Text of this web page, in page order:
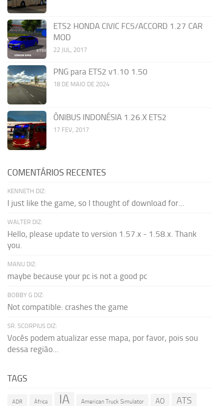
ETS2 HONDA CIVIC FC5/ACCORD 1.27 CAR
MOD
22 JUL, 2017
PNG para ETS2 v1.10 1.50
18 DE MAIO DE 2024
ÔNIBUS INDONÉSIA 1.26.X ETS2
17 FEV, 2017
COMENTÁRIOS RECENTES
KENNETH DIZ:
I just like the game, so I thought of download for...
WALTER DIZ:
Hello, please update to version 1.57.x - 1.58.x. Thank
you.
MANU DIZ:
maybe because your pc is not a good pc
BOBBY G DIZ:
Not compatible: crashes the game
SR. SCORPIUS DIZ:
Vocês podem atualizar esse mapa, por favor, pois sou
dessa região...
TAGS
ADR África IA American Truck Simulator AO ATS